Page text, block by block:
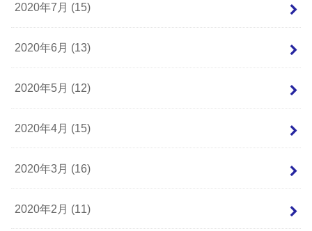
2020年7月 (15)
2020年6月 (13)
2020年5月 (12)
2020年4月 (15)
2020年3月 (16)
2020年2月 (11)